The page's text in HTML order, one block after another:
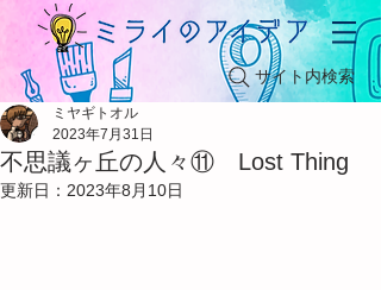
サイト内検索
不思議ヶ丘の人々⑪ Lost Thing
ミヤギトオル
2023年7月31日
更新日： 2023年8月10日